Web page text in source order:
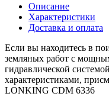
Описание
Характеристики
Доставка и оплата
Если вы находитесь в
земляных работ с
гидравлической
характеристиками,
LONKING CDM 6336